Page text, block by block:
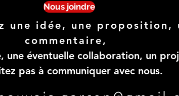
Nous joindre
une idée, une proposition,
commentaire,
une éventuelle collaboration, un
pas à communiquer avec nous.